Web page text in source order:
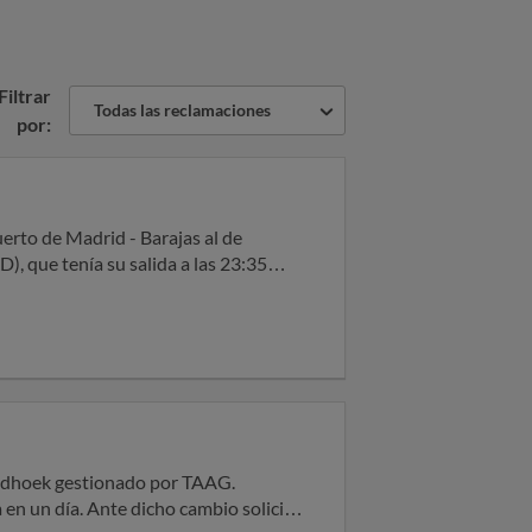
Filtrar
por:
Todas las reclamaciones
que tenía su salida a las 23:35
- Salen de un
Suiza, cuando la compañía aérea
06/2023.
un día. Ante dicho cambio solicité